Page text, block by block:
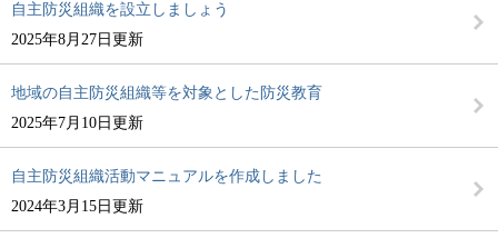
自主防災組織を設立しましょう
2025年8月27日更新
地域の自主防災組織等を対象とした防災教育
2025年7月10日更新
自主防災組織活動マニュアルを作成しました
2024年3月15日更新